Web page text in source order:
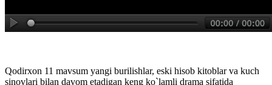
Qodirxon 11 mavsum yangi burilishlar, eski hisob kitoblar va kuch
sinovlari bilan davom etadigan keng ko`lamli drama sifatida